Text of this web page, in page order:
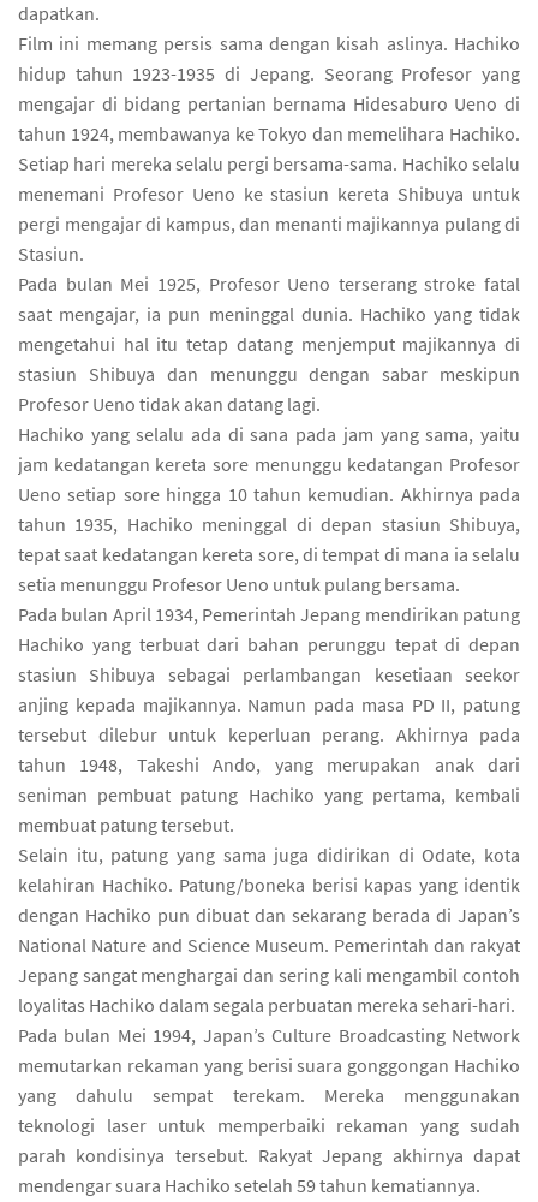
dapatkan.
Film ini memang persis sama dengan kisah aslinya. Hachiko
hidup tahun 1923-1935 di Jepang. Seorang Profesor yang
mengajar di bidang pertanian bernama Hidesaburo Ueno di
tahun 1924, membawanya ke Tokyo dan memelihara Hachiko.
Setiap hari mereka selalu pergi bersama-sama. Hachiko selalu
menemani Profesor Ueno ke stasiun kereta Shibuya untuk
pergi mengajar di kampus, dan menanti majikannya pulang di
Stasiun.
Pada bulan Mei 1925, Profesor Ueno terserang stroke fatal
saat mengajar, ia pun meninggal dunia. Hachiko yang tidak
mengetahui hal itu tetap datang menjemput majikannya di
stasiun Shibuya dan menunggu dengan sabar meskipun
Profesor Ueno tidak akan datang lagi.
Hachiko yang selalu ada di sana pada jam yang sama, yaitu
jam kedatangan kereta sore menunggu kedatangan Profesor
Ueno setiap sore hingga 10 tahun kemudian. Akhirnya pada
tahun 1935, Hachiko meninggal di depan stasiun Shibuya,
tepat saat kedatangan kereta sore, di tempat di mana ia selalu
setia menunggu Profesor Ueno untuk pulang bersama.
Pada bulan April 1934, Pemerintah Jepang mendirikan patung
Hachiko yang terbuat dari bahan perunggu tepat di depan
stasiun Shibuya sebagai perlambangan kesetiaan seekor
anjing kepada majikannya. Namun pada masa PD II, patung
tersebut dilebur untuk keperluan perang. Akhirnya pada
tahun 1948, Takeshi Ando, yang merupakan anak dari
seniman pembuat patung Hachiko yang pertama, kembali
membuat patung tersebut.
Selain itu, patung yang sama juga didirikan di Odate, kota
kelahiran Hachiko. Patung/boneka berisi kapas yang identik
dengan Hachiko pun dibuat dan sekarang berada di Japan’s
National Nature and Science Museum. Pemerintah dan rakyat
Jepang sangat menghargai dan sering kali mengambil contoh
loyalitas Hachiko dalam segala perbuatan mereka sehari-hari.
Pada bulan Mei 1994, Japan’s Culture Broadcasting Network
memutarkan rekaman yang berisi suara gonggongan Hachiko
yang dahulu sempat terekam. Mereka menggunakan
teknologi laser untuk memperbaiki rekaman yang sudah
parah kondisinya tersebut. Rakyat Jepang akhirnya dapat
mendengar suara Hachiko setelah 59 tahun kematiannya.